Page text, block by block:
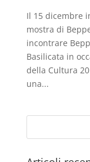
Il 15 dicembre
mostra di
incontrare
Basilicata in
della Cultura
una...